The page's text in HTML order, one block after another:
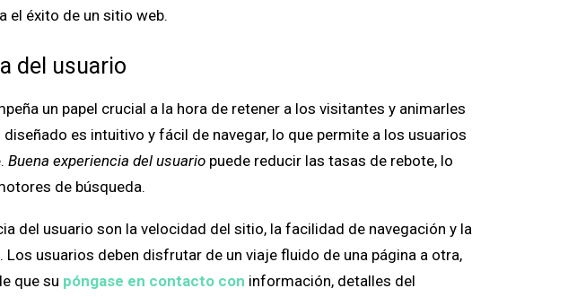
el éxito de un sitio web.
del usuario
un papel crucial a la hora de retener a los visitantes y animarles
es intuitivo y fácil de navegar, lo que permite a los usuarios
Buena experiencia del usuario puede reducir las tasas de rebote, lo
de búsqueda.
del usuario son la velocidad del sitio, la facilidad de navegación y la
usuarios deben disfrutar de un viaje fluido de una página a otra,
que su póngase en contacto con información, detalles del